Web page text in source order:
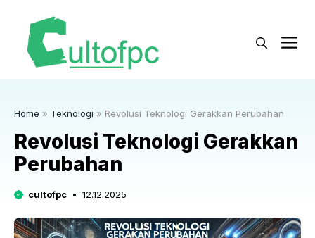
Home » Teknologi » Revolusi Teknologi Gerakkan Perubahan
Revolusi Teknologi Gerakkan
Perubahan
cultofpc 12.12.2025